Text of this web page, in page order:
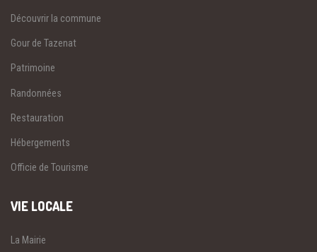
Découvrir la commune
Gour de Tazenat
Patrimoine
Randonnées
Restauration
Hébergements
Officie de Tourisme
VIE LOCALE
La Mairie